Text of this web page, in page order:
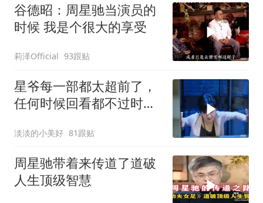
谷德昭：周星驰当演员的
时候 我是个很大的享受
莉泽Official 93跟贴
星爷每一部都太超前了，
任何时候回看都不过时，
淡淡的小美好 81跟贴
周星驰带着来传道了道破
人生顶级智慧